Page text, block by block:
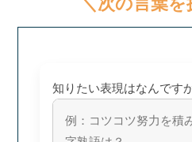
知りたい表現はなんです